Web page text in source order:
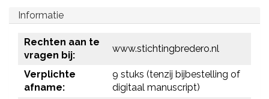
Informatie
Rechten aan te
vragen bij:
www.stichtingbredero.nl
Verplichte
afname:
9 stuks (tenzij bijbestelling of
digitaal manuscript)